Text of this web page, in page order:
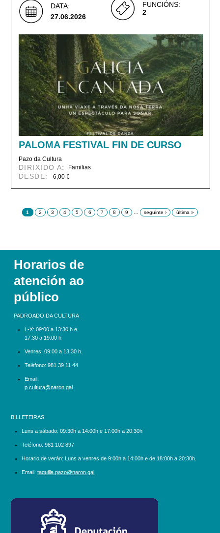
DATA:
27.06.2026
FUNCIÓNS:
2
PALOMA FESTIVAL FIN DE CURSO
Pazo da Cultura
DIRIXIDO A: Familias
DESDE: 6,00 €
Páxinas
1 2 3 4 5 6 7 8 9 seguinte › última »
Horarios de
atención ao
público
PADROADO DA CULTURA
L-X: 09:00 a 13:30 h e
17:30 a 19:00 h
Venres: 09:00 a 13:30 h.
Teléfono: 981 39 11 44
Email:
p.cultura@naron.gal
BILLETEIRAS
Luns a sábado: 09:30h a 14:00h e 17:00h a 20:30h
Teléfono: 981 102 897
Horario de verán: Luns a venres de 9:00h a 14:00h e de 18:00h a 20:30h.
Email: taquilla.pazo@naron.gal
logo_depcoruna.png